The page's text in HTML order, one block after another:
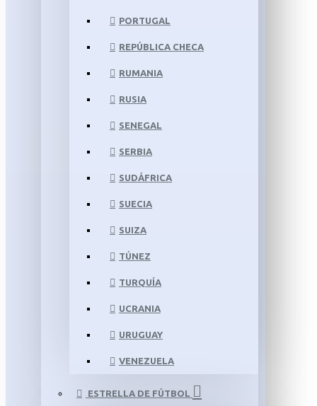
PORTUGAL
REPÚBLICA CHECA
RUMANIA
RUSIA
SENEGAL
SERBIA
SUDÁFRICA
SUECIA
SUIZA
TÚNEZ
TURQUÍA
UCRANIA
URUGUAY
VENEZUELA
ESTRELLA DE FÚTBOL